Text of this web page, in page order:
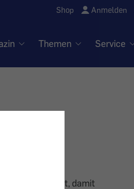
Shop Anmelden
Themen Service
es ankommt, damit